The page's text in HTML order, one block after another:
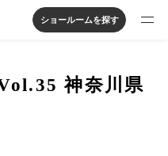
ッチン
ン
ショールームを探す
神奈川県